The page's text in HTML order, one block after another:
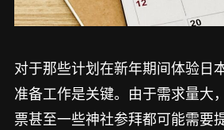
对于那些计划在新年期间体验日
准备工作是关键。由于需求量大
票甚至一些神社参拜都可能需要